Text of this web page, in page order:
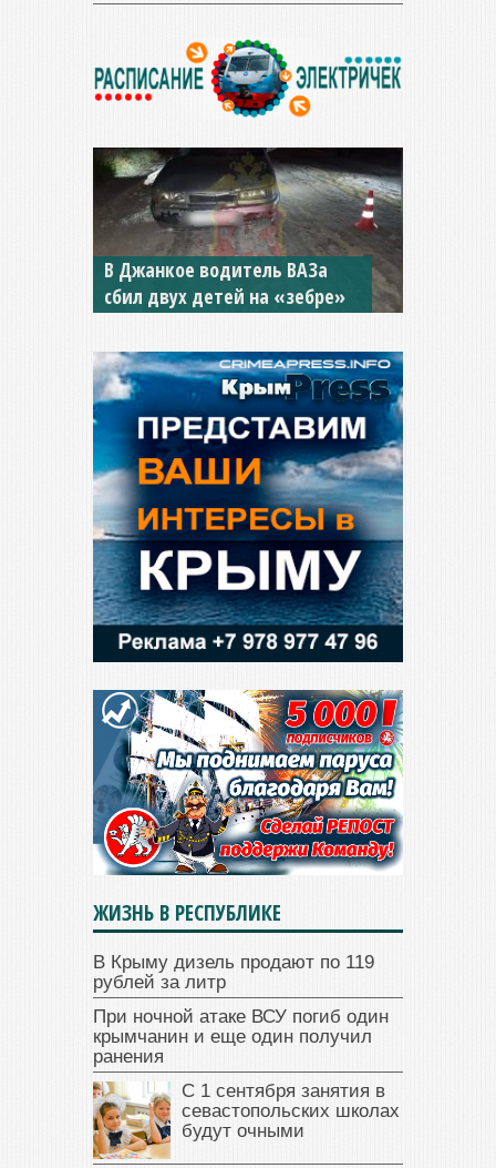
В Джанкое водитель ВАЗа
сбил двух детей на «зебре»
ЖИЗНЬ В РЕСПУБЛИКЕ
В Крыму дизель продают по 119
рублей за литр
При ночной атаке ВСУ погиб один
крымчанин и еще один получил
ранения
С 1 сентября занятия в
севастопольских школах
будут очными